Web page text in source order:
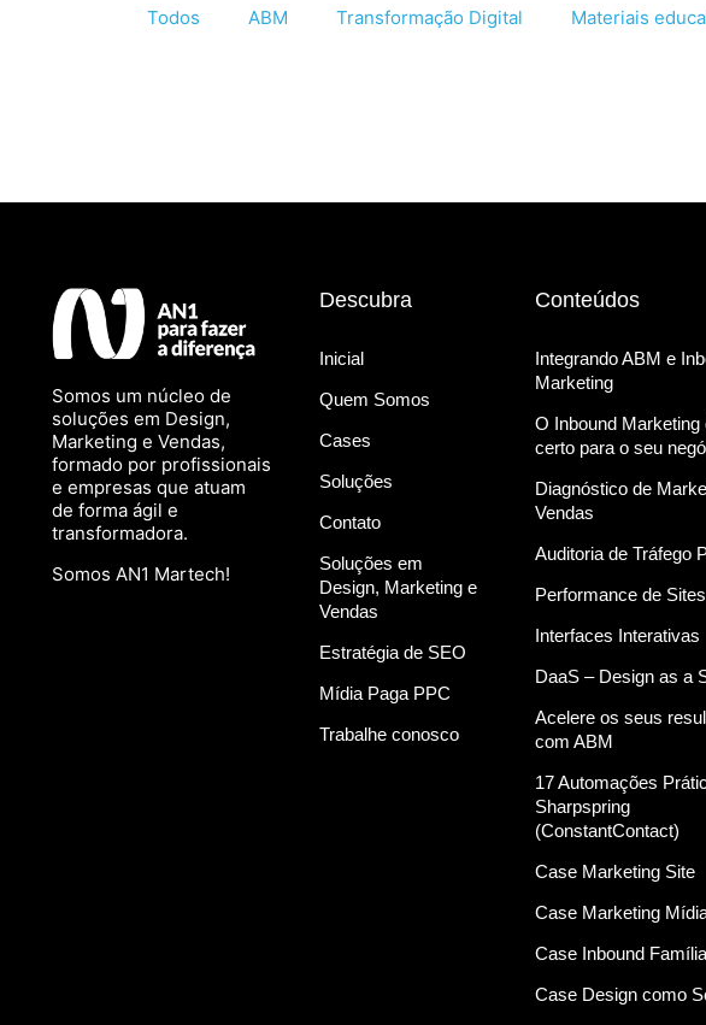
Todos ABM Transformação Digital Materiais
Somos um núcleo de
soluções em Design,
Marketing e Vendas,
formado por profissionais
e empresas que atuam
de forma ágil e
transformadora.
Somos AN1 Martech!
Descubra
Inicial
Quem Somos
Cases
Soluções
Contato
Soluções em
Design, Marketing e
Vendas
Estratégia de SEO
Mídia Paga PPC
Trabalhe conosco
Conteúdos
Integrando ABM e
Marketing
O Inbound Marketing
certo para o seu
Diagnóstico de
Vendas
Auditoria de Tráfego
Performance de Sites
Interfaces Interativas
DaaS – Design as a
Acelere os seus
com ABM
17 Automações
Sharpspring
(ConstantContact)
Case Marketing Site
Case Marketing
Case Inbound
Case Design como